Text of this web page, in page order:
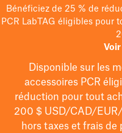
Bénéficiez de 25 % de
PCR LabTAG éligibles pour
Disponible sur les
accessoires PCR
réduction pour tout
200 $USD/CAD/
hors taxes et frais de